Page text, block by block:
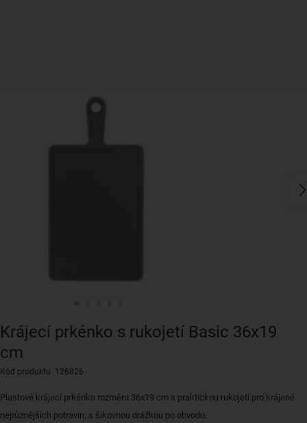
Krájecí prkénko s rukojetí Basic 36x19
cm
Kód produktu 126826
Plastové krájecí prkénko rozměru 36x19 cm s praktickou rukojetí pro krájené
nejrůznějších potravin, s šikovnou drážkou po obvodu.